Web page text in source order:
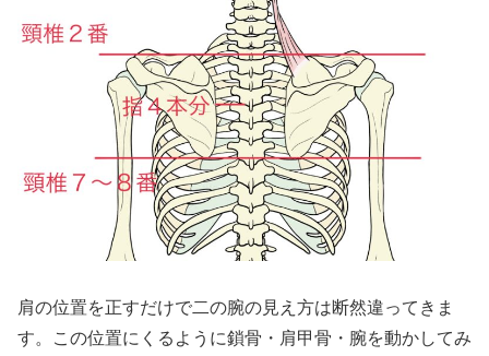
肩の位置を正すだけで二の腕の見え方は断然違ってきま
す。この位置にくるように鎖骨・肩甲骨・腕を動かしてみ